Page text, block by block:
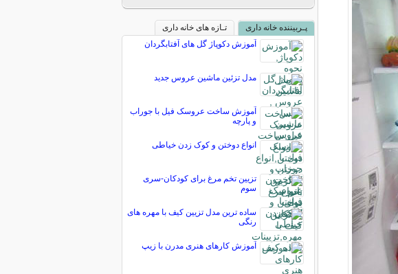
پـربیننده خانه داری
تـازه های خانه داری
آموزش دکوپاژ گل های آفتابگردان
مدل تزئین ماشین عروس جدید
آموزش ساخت عروسک فیل با جوراب
و پارچه
انواع دوختن و کوک زدن خیاطی
تزیین تخم مرغ برای کودکان-سری
سوم
ساده ترین مدل تزیین کیف با مهره های
رنگی
آموزش کارهای هنری مدرن با زیپ